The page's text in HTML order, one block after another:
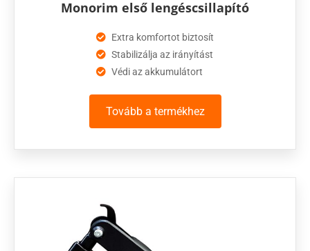
Monorim első lengéscsillapító
Extra komfortot biztosít
Stabilizálja az irányítást
Védi az akkumulátort
Tovább a termékhez